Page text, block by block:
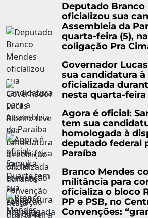
Deputado Branco
oficializou sua
Assembleia da
quarta-feira (5),
coligação Pra
Governador
sua candidatura
oficializada
nesta quarta-feira
Agora é oficial:
tem sua
homologada à
deputado federal
Paraíba
Branco Mendes
militância para
oficializa o bloco
PP e PSB, no
Convenções: